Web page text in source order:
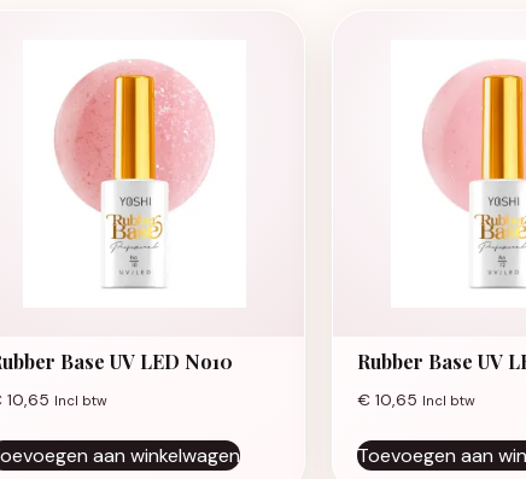
Base UV LED No10
10,65 Incl btw
aan winkelwagen
Rubber Base UV
€ 10,65 Incl btw
Toevoegen aan